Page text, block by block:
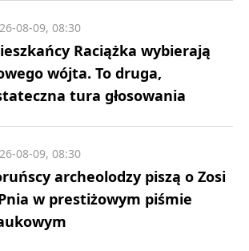
Raciążka wybierają
wójta. To druga,
tura głosowania
08-09, 08:30
archeolodzy piszą o Zosi
w prestiżowym piśmie
08-09, 08:30